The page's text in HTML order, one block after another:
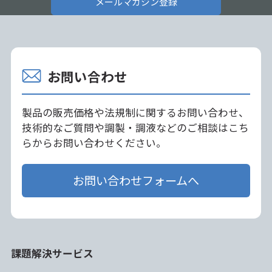
お問い合わせ
製品の販売価格や法規制に関するお問い合わせ、
技術的なご質問や調製・調液などのご相談はこち
らからお問い合わせください。
お問い合わせフォームへ
課題解決サービス